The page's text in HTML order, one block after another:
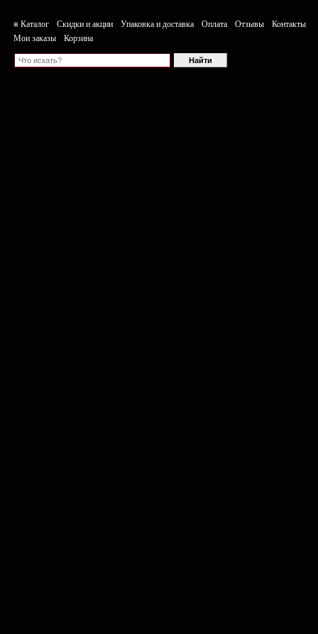
≡ Каталог Скидки и акции Упаковка и доставка Оплата Отзывы
Контакты
Мои заказы
Корзина